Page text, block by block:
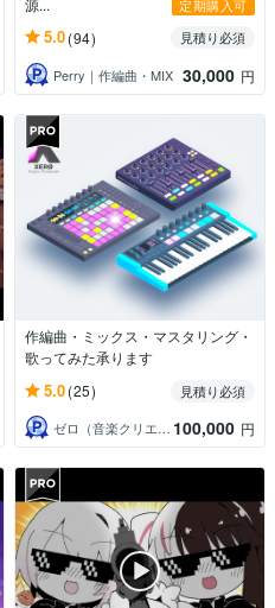
源...
定期購入可
5.0(94)
見積り必須
Perry｜作編曲・MIX 30,000 円
作編曲・ミックス・マスタリング・
歌ってみた承ります
5.0(25)
見積り必須
ゼロ（音楽クリエイター） 100,000 円